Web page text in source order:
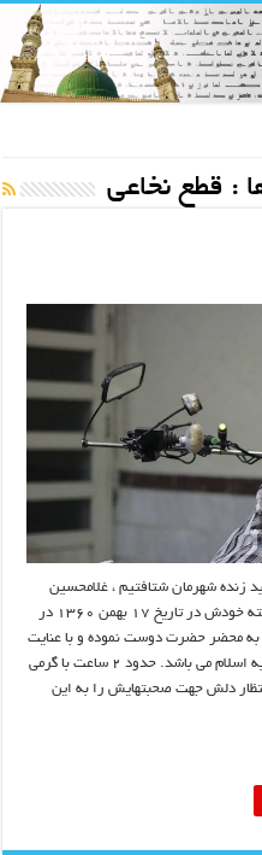
: قطع نخاعی
زنده شهرمان شتافتیم ، غلامحسین
صفایی جانباز قطع نخاعی شهر مشهد که به گفته خودش در تاریخ ۱۷ بهمن ۱۳۶۰ در
به محضر حضرت دوست نموده و با عنایت
الهی همجوار حضرت علی بن موسی الرضا علیه اسلام می باشد. حدود ۲ ساعت با گرمی
دلش جهت صحبتهایش را به این